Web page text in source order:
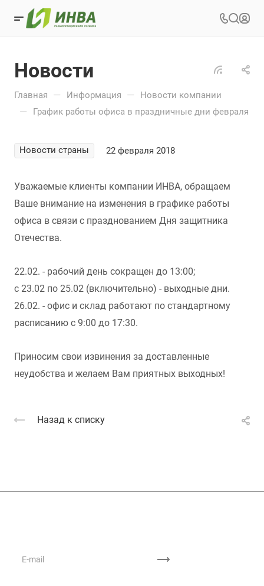
Новости
Главная — Информация — Новости компании
— График работы офиса в праздничные дни февраля
Новости страны 22 февраля 2018
Уважаемые клиенты компании ИНВА, обращаем
Ваше внимание на изменения в графике работы
офиса в связи с празднованием Дня защитника
Отечества.
22.02. - рабочий день сокращен до 13:00;
с 23.02 по 25.02 (включительно) - выходные дни.
26.02. - офис и склад работают по стандартному
расписанию с 9:00 до 17:30.
Приносим свои извинения за доставленные
неудобства и желаем Вам приятных выходных!
Назад к списку